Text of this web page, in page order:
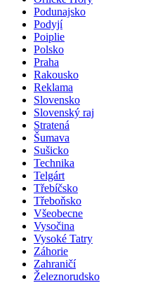
Podunajsko
Podyjí
Poiplie
Polsko
Praha
Rakousko
Reklama
Slovensko
Slovenský raj
Stratená
Šumava
Sušicko
Technika
Telgárt
Třebíčsko
Třeboňsko
Všeobecne
Vysočina
Vysoké Tatry
Záhorie
Zahraničí
Železnorudsko